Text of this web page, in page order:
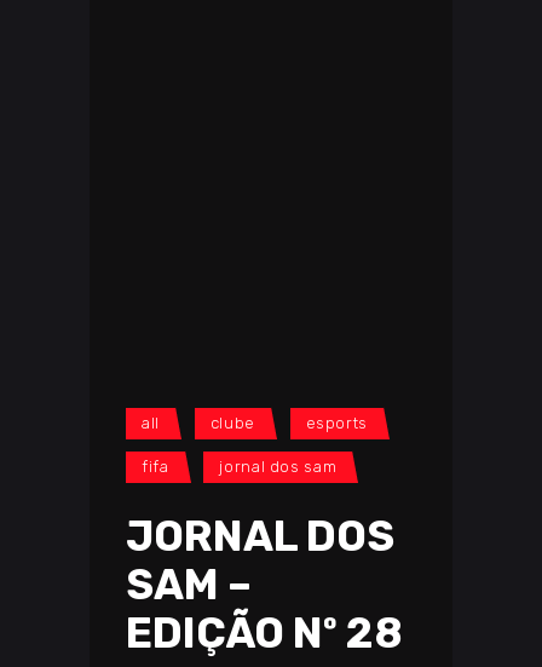
all clube esports
fifa jornal dos sam
JORNAL DOS
SAM –
EDIÇÃO Nº 28